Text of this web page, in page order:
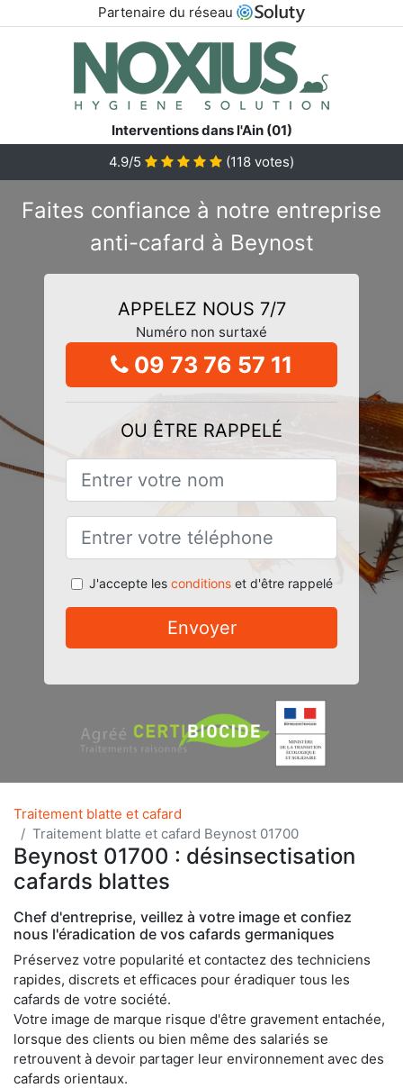
Partenaire du réseau
Interventions dans l'Ain (01)
4.9/5
(118 votes)
Faites confiance à notre entreprise
anti-cafard à Beynost
APPELEZ NOUS 7/7
Numéro non surtaxé
09 73 76 57 11
OU ÊTRE RAPPELÉ
J'accepte les conditionset d'être rappelé
Envoyer
Traitement blatte et cafard
Traitement blatte et cafard Beynost 01700
Beynost 01700 : désinsectisation
cafards blattes
Chef d'entreprise, veillez à votre image et confiez
nous l'éradication de vos cafards germaniques
Préservez votre popularité et contactez des techniciens
rapides, discrets et efficaces pour éradiquer tous les
cafards de votre société.
Votre image de marque risque d'être gravement entachée,
lorsque des clients ou bien même des salariés se
retrouvent à devoir partager leur environnement avec des
cafards orientaux.